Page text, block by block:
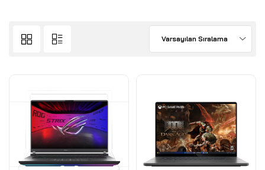
Varsayılan Sıralama